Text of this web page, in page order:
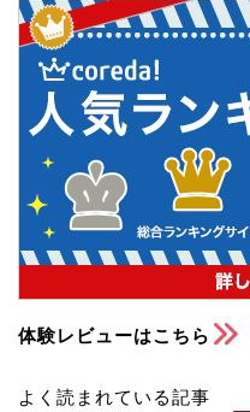
体験レビューはこちら
よく読まれている記事